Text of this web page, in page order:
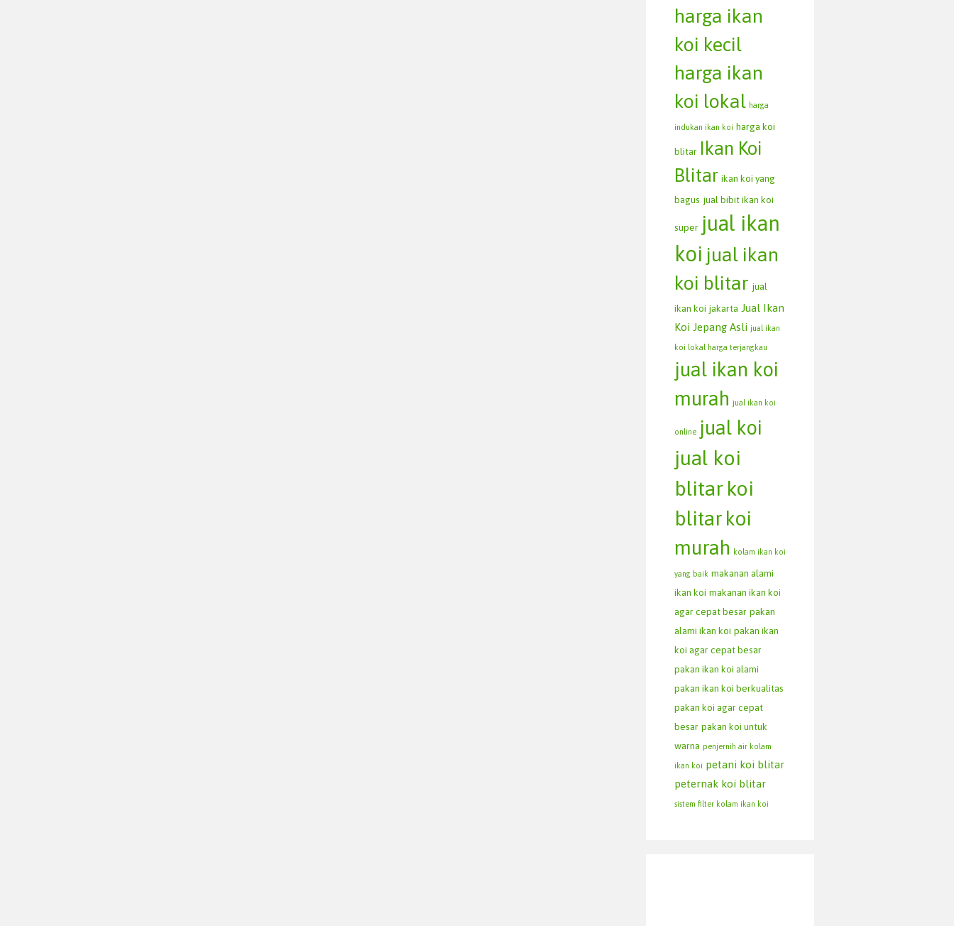
harga ikan
koi kecil
harga ikan
koi lokal harga
indukan ikan koi harga koi
blitar Ikan Koi
Blitar ikan koi yang
bagus jual bibit ikan koi
super jual ikan
koi jual ikan
koi blitar jual
ikan koi jakarta Jual Ikan
Koi Jepang Asli jual ikan
koi lokal harga terjangkau
jual ikan koi
murah jual ikan koi
online jual koi
jual koi
blitar koi
blitar koi
murah
kolam ikan koi
yang baik makanan alami
ikan koi makanan ikan koi
agar cepat besar pakan
alami ikan koi pakan ikan
koi agar cepat besar
pakan ikan koi alami
pakan ikan koi berkualitas
pakan koi agar cepat
besar pakan koi untuk
warna penjernih air kolam
ikan koi petani koi blitar
peternak koi blitar
sistem filter kolam ikan koi